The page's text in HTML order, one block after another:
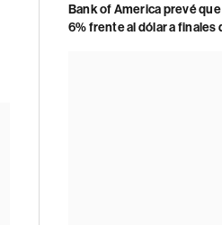
Bank of America prevé
6% frente al dólar a finales